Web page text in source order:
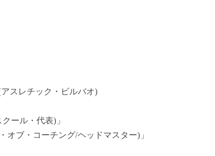
スレチック・ビルバオ)
ール・代表)」
オブ・コーチング/ヘッドマスター)」